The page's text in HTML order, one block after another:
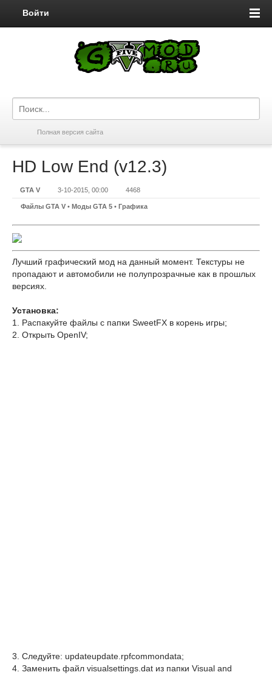
Войти
Полная версия сайта
HD Low End (v12.3)
GTA V 3-10-2015, 00:00 4468
Файлы GTA V • Моды GTA 5 • Графика
Лучший графический мод на данный момент. Текстуры не
пропадают и автомобили не полупрозрачные как в прошлых
версиях.
Установка:
1. Распакуйте файлы с папки SweetFX в корень игры;
2. Открыть OpenIV;
3. Следуйте: updateupdate.rpfcommondata;
4. Заменить файл visualsettings.dat из папки Visual and